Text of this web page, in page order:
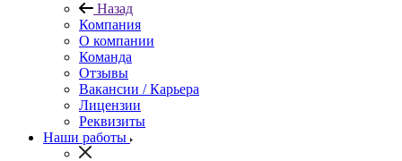
Назад
Компания
О компании
Команда
Отзывы
Вакансии / Карьера
Лицензии
Реквизиты
Наши работы